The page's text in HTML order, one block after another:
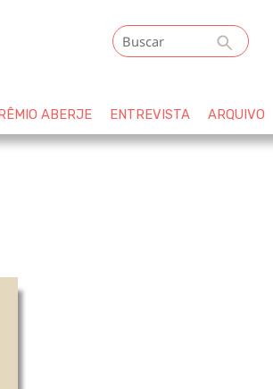
ABERJE ENTREVISTA ARQUIVO